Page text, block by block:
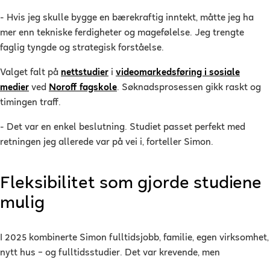
- Hvis jeg skulle bygge en bærekraftig inntekt, måtte jeg ha
mer enn tekniske ferdigheter og magefølelse. Jeg trengte
faglig tyngde og strategisk forståelse.
Valget falt på nettstudier i videomarkedsføring i sosiale
medier ved Noroff fagskole. Søknadsprosessen gikk raskt og
timingen traff.
- Det var en enkel beslutning. Studiet passet perfekt med
retningen jeg allerede var på vei i, forteller Simon.
Fleksibilitet som gjorde studiene
mulig
I 2025 kombinerte Simon fulltidsjobb, familie, egen virksomhet,
nytt hus – og fulltidsstudier. Det var krevende, men